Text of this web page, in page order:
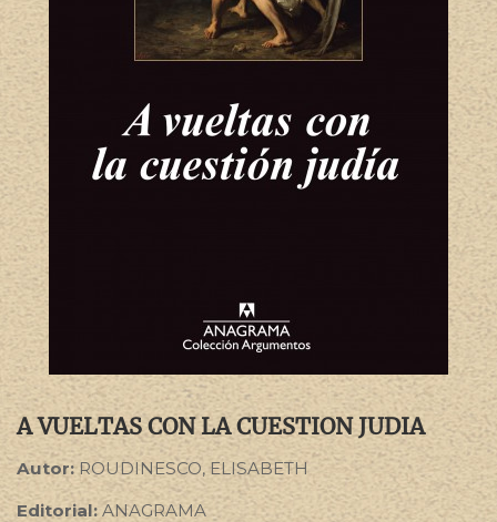
A VUELTAS CON LA CUESTION JUDIA
Autor:ROUDINESCO, ELISABETH
Editorial: ANAGRAMA